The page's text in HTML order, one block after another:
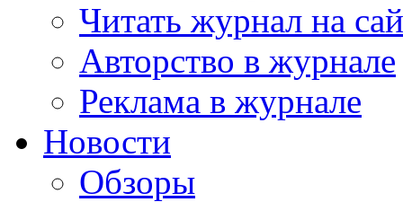
Читать журнал на
Авторство в журнале
Реклама в журнале
Новости
Обзоры